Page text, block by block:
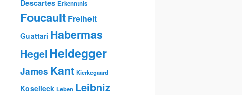
Descartes Erkenntnis
Foucault Freiheit
Guattari Habermas
Hegel Heidegger
James Kant Kierkegaard
Koselleck Leben Leibniz